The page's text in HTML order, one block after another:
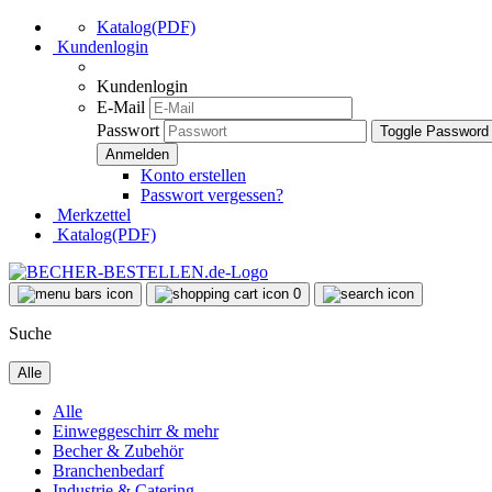
Katalog(PDF)
Kundenlogin
Kundenlogin
E-Mail
Passwort
Toggle
Konto erstellen
Passwort vergessen?
Merkzettel
Katalog(PDF)
0
Suche
Alle
Alle
Einweggeschirr & mehr
Becher & Zubehör
Branchenbedarf